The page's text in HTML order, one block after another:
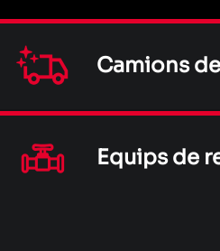
Camions
Equips de